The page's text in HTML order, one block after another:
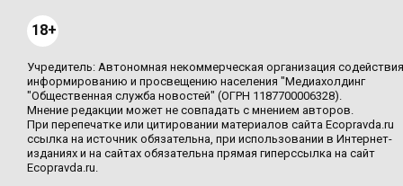
18+
Учредитель: Автономная некоммерческая организация содействия
информированию и просвещению населения "Медиахолдинг
"Общественная служба новостей" (ОГРН 1187700006328).
Мнение редакции может не совпадать с мнением авторов.
При перепечатке или цитировании материалов сайта Ecopravda.ru
ссылка на источник обязательна, при использовании в Интернет-
изданиях и на сайтах обязательна прямая гиперссылка на сайт
Ecopravda.ru.